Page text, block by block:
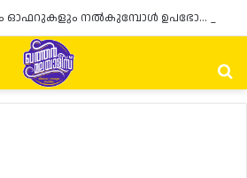
പ്രൊമോഷനുകളും ഓഫറുകളും നൽകുമ്പോൾ ഉപഭോക്താക്കളുടെ അവകാശങ്ങൾ ഉറപ്പാക്കണമെന്ന് ഖത്തർ വാണിജ്യ വ്യവസായ മന്ത്രാലയത്തിന്റെ (MoCI) നിർദ്ദേശം